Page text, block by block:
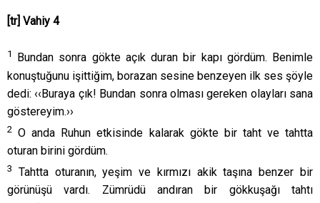
[tr] Vahiy 4
1
Bundan sonra gökte açık duran bir kapı gördüm. Benimle
konuştuğunu işittiğim, borazan sesine benzeyen ilk ses şöyle
dedi: ‹‹Buraya çık! Bundan sonra olması gereken olayları sana
göstereyim.››
2 O anda Ruhun etkisinde kalarak gökte bir taht ve tahtta
oturan birini gördüm.
3
Tahtta oturanın, yeşim ve kırmızı akik taşına benzer bir
görünüşü vardı. Zümrüdü andıran bir gökkuşağı tahtı